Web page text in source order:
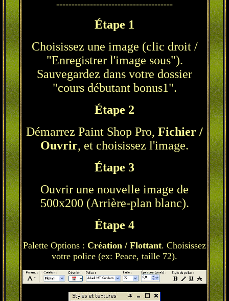
--------------------------------------
Étape 1
Choisissez une image (clic droit /
"Enregistrer l'image sous").
Sauvegardez dans votre dossier
"cours débutant bonus1".
Étape 2
Démarrez Paint Shop Pro, Fichier /
Ouvrir, et choisissez l'image.
Étape 3
Ouvrir une nouvelle image de
500x200 (Arrière-plan blanc).
Étape 4
Palette Options : Création / Flottant. Choisissez
votre police (ex: Peace, taille 72).